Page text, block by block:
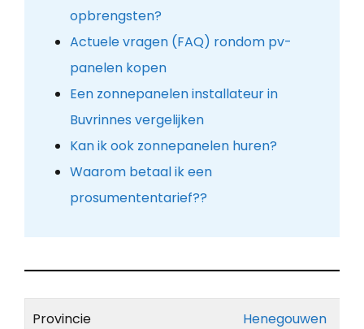
opbrengsten?
Actuele vragen (FAQ) rondom pv-
panelen kopen
Een zonnepanelen installateur in
Buvrinnes vergelijken
Kan ik ook zonnepanelen huren?
Waarom betaal ik een
prosumententarief??
Provincie Henegouwen